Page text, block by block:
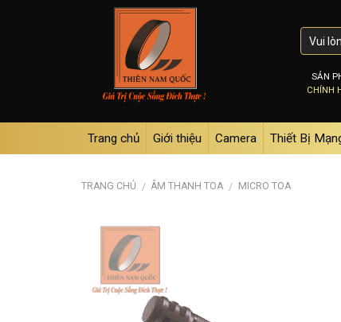
SẢN
CHÍNH
Trang chủ Giới thiệu Camera Thiết Bị
TRANG CHỦ / ÂM THANH TOA / MICRO TOA